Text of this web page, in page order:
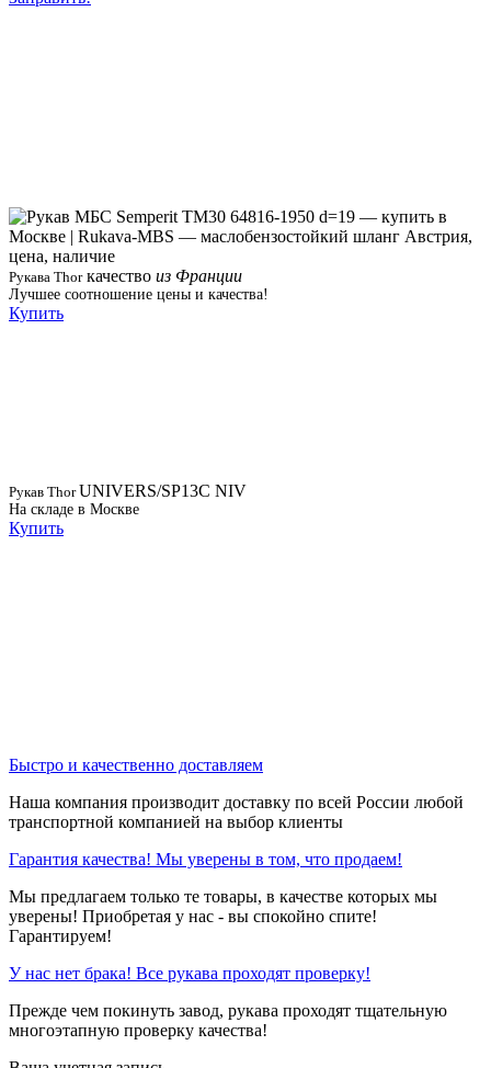
Рукава Thorкачество из Франции
Лучшее соотношение цены и качества!
Купить
Рукав ThorUNIVERS/SP13C NIV
На складе в Москве
Купить
Быстро и качественно доставляем
Наша компания производит доставку по всей России любой
транспортной компанией на выбор клиенты
Гарантия качества! Мы уверены в том, что продаем!
Мы предлагаем только те товары, в качестве которых мы
уверены! Приобретая у нас - вы спокойно спите!
Гарантируем!
У нас нет брака! Все рукава проходят проверку!
Прежде чем покинуть завод, рукава проходят тщательную
многоэтапную проверку качества!